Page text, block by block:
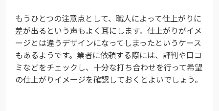
もうひとつの注意点として、職人によって仕上がりに
差が出るという声もよく耳にします。仕上がりがイメ
ージとは違うデザインになってしまったというケース
もあるようです。業者に依頼する際には、評判や口コ
ミなどをチェックし、十分な打ち合わせを行って希望
の仕上がりイメージを確認しておくとよいでしょう。